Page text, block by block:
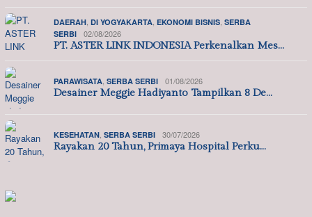
DAERAH DI YOGYAKARTA EKONOMI BISNIS SERBA
SERBI
02/08/2026
PT. ASTER LINK INDONESIA Perkenalkan Mes…
PARAWISATA SERBA SERBI 01/08/2026
Desainer Meggie Hadiyanto Tampilkan 8 De…
KESEHATAN SERBA SERBI 30/07/2026
Rayakan 20 Tahun, Primaya Hospital Perku…